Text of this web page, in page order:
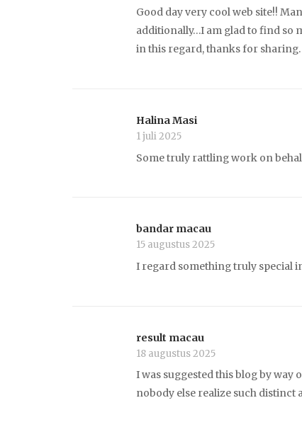
Good day very cool web site!!
additionally…I am glad to find so
in this regard, thanks for sharing.
Halina Masi
1 juli 2025
Some truly rattling work on
bandar macau
15 augustus 2025
I regard something truly special
result macau
18 augustus 2025
I was suggested this blog by way
nobody else realize such distinct